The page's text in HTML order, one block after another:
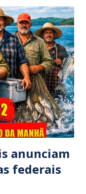
O condutor da
e
avistadas no
por
"Neguinho do
do local sem
e Danos ​A
para atender a
anunciam
federais